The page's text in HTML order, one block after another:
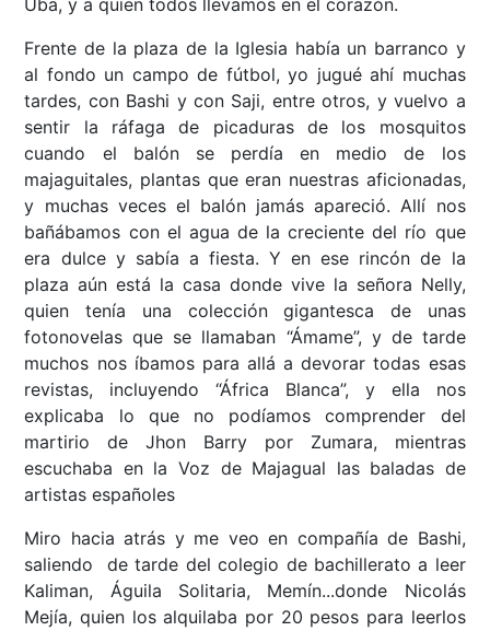
Uba, y a quien todos llevamos en el corazón.
Frente de la plaza de la Iglesia había un barranco y
al fondo un campo de fútbol, yo jugué ahí muchas
tardes, con Bashi y con Saji, entre otros, y vuelvo a
sentir la ráfaga de picaduras de los mosquitos
cuando el balón se perdía en medio de los
majaguitales, plantas que eran nuestras aficionadas,
y muchas veces el balón jamás apareció. Allí nos
bañábamos con el agua de la creciente del río que
era dulce y sabía a fiesta. Y en ese rincón de la
plaza aún está la casa donde vive la señora Nelly,
quien tenía una colección gigantesca de unas
fotonovelas que se llamaban “Ámame”, y de tarde
muchos nos íbamos para allá a devorar todas esas
revistas, incluyendo “África Blanca”, y ella nos
explicaba lo que no podíamos comprender del
martirio de Jhon Barry por Zumara, mientras
escuchaba en la Voz de Majagual las baladas de
artistas españoles
Miro hacia atrás y me veo en compañía de Bashi,
saliendo de tarde del colegio de bachillerato a leer
Kaliman, Águila Solitaria, Memín...donde Nicolás
Mejía, quien los alquilaba por 20 pesos para leerlos